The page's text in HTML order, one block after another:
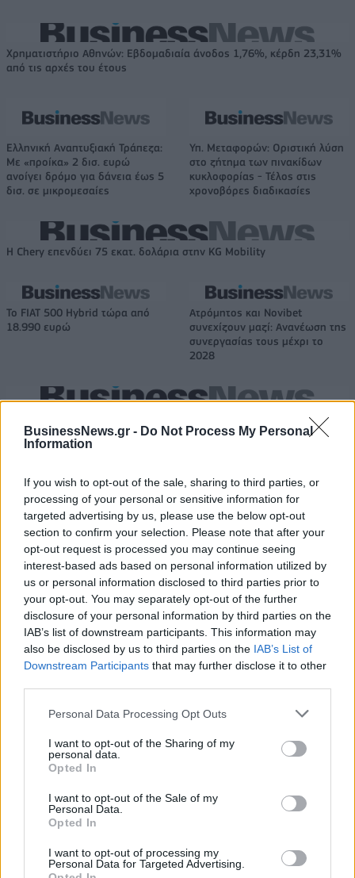
BusinessNews.gr - Do Not Process My Personal
Information
If you wish to opt-out of the sale, sharing to third parties, or
processing of your personal or sensitive information for
targeted advertising by us, please use the below opt-out
section to confirm your selection. Please note that after your
opt-out request is processed you may continue seeing
interest-based ads based on personal information utilized by
us or personal information disclosed to third parties prior to
your opt-out. You may separately opt-out of the further
disclosure of your personal information by third parties on the
IAB’s list of downstream participants. This information may
also be disclosed by us to third parties on the IAB’s List of
Downstream Participants that may further disclose it to other
Personal Data Processing Opt Outs
I want to opt-out of the Sharing of my
personal data.
Opted In
I want to opt-out of the Sale of my
Personal Data.
Opted In
I want to opt-out of processing my
Personal Data for Targeted Advertising.
Χρηματιστήριο Αθηνών: Εβδομαδιαία άνοδος 1,76%, κέρδη 23,31%
από τις αρχές του έτους
Ελληνική Αναπτυξιακή Τράπεζα:
Με «προίκα» 2 δισ. ευρώ
ανοίγει δρόμο για δάνεια έως 5
δισ. σε μικρομεσαίες
Υπ. Μεταφορών: Οριστική λύση
στο ζήτημα των πινακίδων
κυκλοφορίας - Τέλος στις
χρονοβόρες διαδικασίες
Η Chery επενδύει 75 εκατ. δολάρια στην KG Mobility
Το FIAT 500 Hybrid τώρα από
18.990 ευρώ
Ατρόμητος και Novibet
συνεχίζουν μαζί: Ανανέωση της
συνεργασίας τους μέχρι το
2028
18η συνεχόμενη χρονιά για τον ΟΤΕ στη διεθνή σειρά δεικτών
FTSE4Good
Alpha Bank: Για πρώτη φορά το Αρχαίο Θέατρο Επιδαύρου άνοιξε τις
πύλες του σε όλους
ΠΕΡΙΣΣΌΤΕΡΑ ΣΕ ΑΥΤΉ ΤΗΝ ΚΑΤΗΓΟΡΊΑ
Trastor: Ενισχύει το
χαρτοφυλάκιο logistics με
την εξαγορά της Μίλητος
Στα €53,7 εκατ. το τίμημα
31/12/2025 - 21:00
ΔΑΑ: Ρεκόρ 34 εκατ.
επιβατών το 2025 και
Το 2026 χρονιά υψηλών